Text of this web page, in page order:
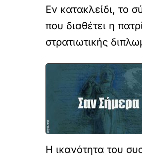
Εν κατακλείδι, το
που διαθέτει η
στρατιωτικής
Η ικανότητα του